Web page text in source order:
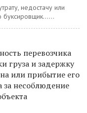
недостачу или
буксировщик......
перевозчика
груза и задержку
или прибытие его
несоблюдение